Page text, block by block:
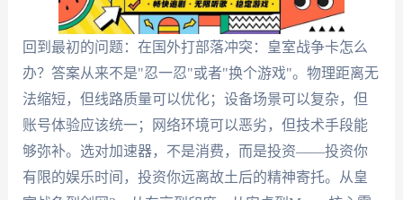
回到最初的问题：在国外打部落冲突：皇室战争卡怎么
办？答案从来不是"忍一忍"或者"换个游戏"。物理距离无
法缩短，但线路质量可以优化；设备场景可以复杂，但
账号体验应该统一；网络环境可以恶劣，但技术手段能
够弥补。选对加速器，不是消费，而是投资——投资你
有限的娱乐时间，投资你远离故土后的精神寄托。从皇